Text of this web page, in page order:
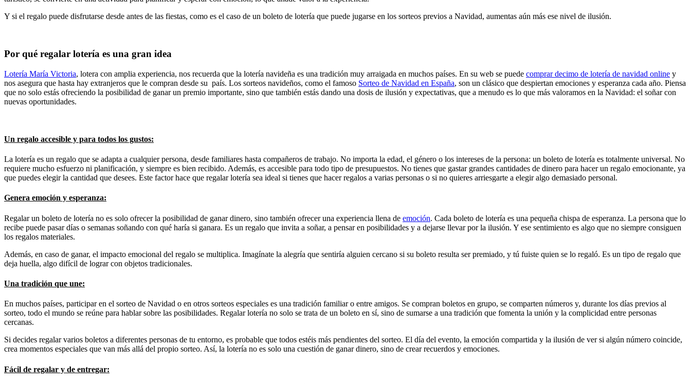
Y si el regalo puede disfrutarse desde antes de las fiestas, como es el caso de un boleto de lotería que puede jugarse en los sorteos previos a Navidad, aumentas aún más ese nivel de ilusión.
Por qué regalar lotería es una gran idea
Lotería María Victoria, lotera con amplia experiencia, nos recuerda que la lotería navideña es una tradición muy arraigada en muchos países. En su web se puede comprar decimo de lotería de navidad online y
nos asegura que hasta hay extranjeros que le compran desde su país. Los sorteos navideños, como el famoso Sorteo de Navidad en España, son un clásico que despiertan emociones y esperanza cada año. Piensa
que no solo estás ofreciendo la posibilidad de ganar un premio importante, sino que también estás dando una dosis de ilusión y expectativas, que a menudo es lo que más valoramos en la Navidad: el soñar con
nuevas oportunidades.
Un regalo accesible y para todos los gustos:
La lotería es un regalo que se adapta a cualquier persona, desde familiares hasta compañeros de trabajo. No importa la edad, el género o los intereses de la persona: un boleto de lotería es totalmente universal. No
requiere mucho esfuerzo ni planificación, y siempre es bien recibido. Además, es accesible para todo tipo de presupuestos. No tienes que gastar grandes cantidades de dinero para hacer un regalo emocionante, ya
que puedes elegir la cantidad que desees. Este factor hace que regalar lotería sea ideal si tienes que hacer regalos a varias personas o si no quieres arriesgarte a elegir algo demasiado personal.
Genera emoción y esperanza:
Regalar un boleto de lotería no es solo ofrecer la posibilidad de ganar dinero, sino también ofrecer una experiencia llena de emoción. Cada boleto de lotería es una pequeña chispa de esperanza. La persona que lo
recibe puede pasar días o semanas soñando con qué haría si ganara. Es un regalo que invita a soñar, a pensar en posibilidades y a dejarse llevar por la ilusión. Y ese sentimiento es algo que no siempre consiguen
los regalos materiales.
Además, en caso de ganar, el impacto emocional del regalo se multiplica. Imagínate la alegría que sentiría alguien cercano si su boleto resulta ser premiado, y tú fuiste quien se lo regaló. Es un tipo de regalo que
deja huella, algo difícil de lograr con objetos tradicionales.
Una tradición que une:
En muchos países, participar en el sorteo de Navidad o en otros sorteos especiales es una tradición familiar o entre amigos. Se compran boletos en grupo, se comparten números y, durante los días previos al
sorteo, todo el mundo se reúne para hablar sobre las posibilidades. Regalar lotería no solo se trata de un boleto en sí, sino de sumarse a una tradición que fomenta la unión y la complicidad entre personas
cercanas.
Si decides regalar varios boletos a diferentes personas de tu entorno, es probable que todos estéis más pendientes del sorteo. El día del evento, la emoción compartida y la ilusión de ver si algún número coincide,
crea momentos especiales que van más allá del propio sorteo. Así, la lotería no es solo una cuestión de ganar dinero, sino de crear recuerdos y emociones.
Fácil de regalar y de entregar: